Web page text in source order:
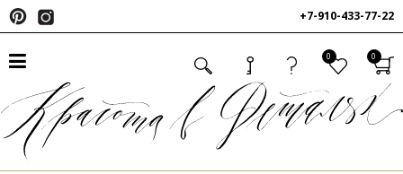
+7-910-433-77-22
0 0